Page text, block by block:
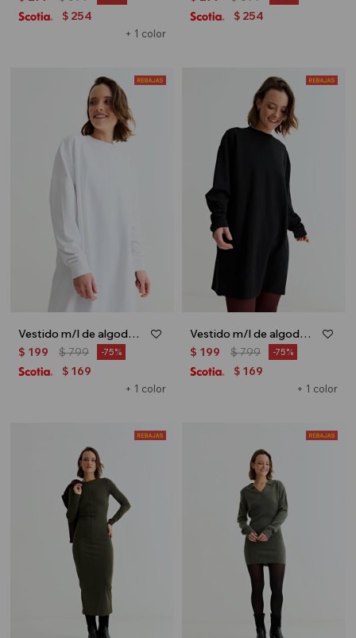
+ 1 color
$ 254 $ 254
Vestido m/l de algodón - Blanco
+ 1 color
$ 199 $799 75
$ 169
Vestido m/l de algodón - Negro
+ 1 color
$ 199 $799 75
$ 169